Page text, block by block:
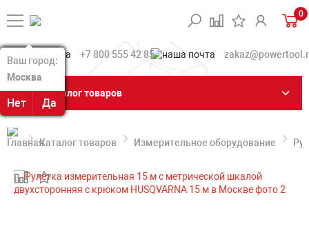
Ваш город:
Москва
Нет Да
Ваш город:
Москва
Нет Да
0
+7 800 555 42 85
Каталог товаров
Каталог товаров Измерительное оборудование